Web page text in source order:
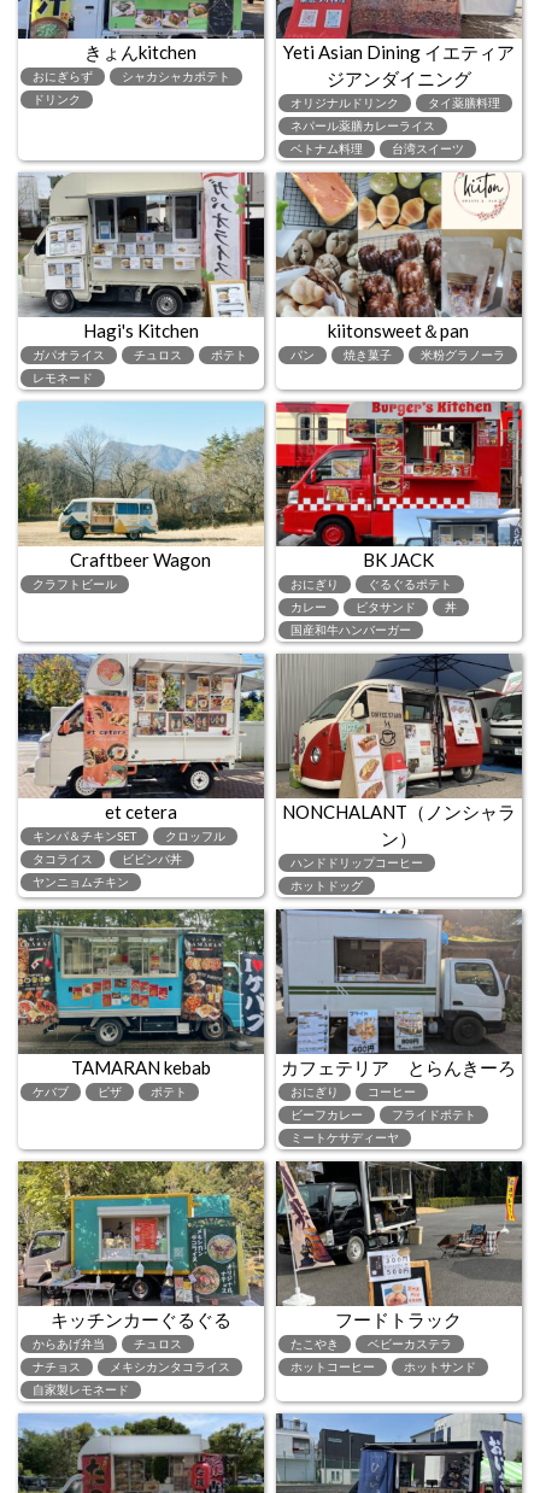
きょんkitchen
おにぎらず
シャカシャカポテト
ドリンク
Yeti Asian Dining イエティア
ジアンダイニング
オリジナルドリンク
タイ薬膳料理
ネパール薬膳カレーライス
ベトナム料理
台湾スイーツ
Hagi's Kitchen
ガパオライス チュロス
ポテト
レモネード
kiitonsweet＆pan
パン 焼き菓子 米粉グラノーラ
Craftbeer Wagon
クラフトビール
BK JACK
おにぎり
ぐるぐるポテト
カレー
ピタサンド
丼
国産和牛ハンバーガー
et cetera
キンパ＆チキンSET
クロッフル
タコライス
ビビンバ丼
ヤンニョムチキン
NONCHALANT（ノンシャラ
ン）
ハンドドリップコーヒー
ホットドッグ
TAMARAN kebab
ケバブ ピザ ポテト
カフェテリア とらんきーろ
おにぎり
コーヒー
ビーフカレー
フライドポテト
ミートケサディーヤ
キッチンカーぐるぐる
からあげ弁当
チュロス
ナチョス
メキシカンタコライス
自家製レモネード
フードトラック
たこやき
ベビーカステラ
ホットコーヒー
ホットサンド